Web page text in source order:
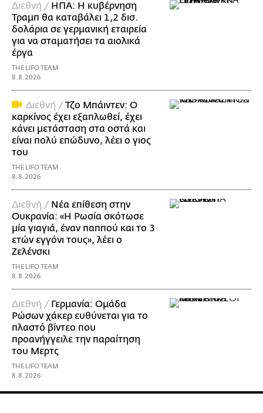
Διεθνή / ΗΠΑ: Η κυβέρνηση
Τραμπ θα καταβάλει 1,2 δισ.
δολάρια σε γερμανική εταιρεία
για να σταματήσει τα αιολικά
έργα
THE LIFO TEAM
8.8.2026
Διεθνή /Τζο Μπάιντεν: Ο
καρκίνος έχει εξαπλωθεί, έχει
κάνει μετάσταση στα οστά και
είναι πολύ επώδυνο, λέει ο γιος
του
THE LIFO TEAM
8.8.2026
Διεθνή / Νέα επίθεση στην
Ουκρανία: «Η Ρωσία σκότωσε
μία γιαγιά, έναν παππού και το 3
ετών εγγόνι τους», λέει ο
Ζελένσκι
THE LIFO TEAM
8.8.2026
Διεθνή / Γερμανία: Ομάδα
Ρώσων χάκερ ευθύνεται για το
πλαστό βίντεο που
προανήγγειλε την παραίτηση
του Μερτς
THE LIFO TEAM
8.8.2026